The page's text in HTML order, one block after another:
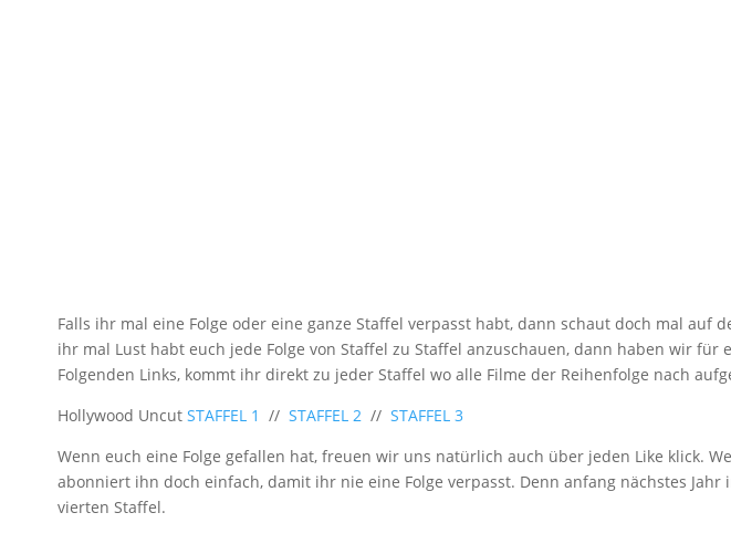
Falls ihr mal eine Folge oder eine ganze Staffel verpasst habt, dann schaut doch mal auf
ihr mal Lust habt euch jede Folge von Staffel zu Staffel anzuschauen, dann haben wir für
Folgenden Links, kommt ihr direkt zu jeder Staffel wo alle Filme der Reihenfolge nach
Hollywood Uncut STAFFEL 1 // STAFFEL 2 // STAFFEL 3
Wenn euch eine Folge gefallen hat, freuen wir uns natürlich auch über jeden Like klick.
abonniert ihn doch einfach, damit ihr nie eine Folge verpasst. Denn anfang nächstes
vierten Staffel.